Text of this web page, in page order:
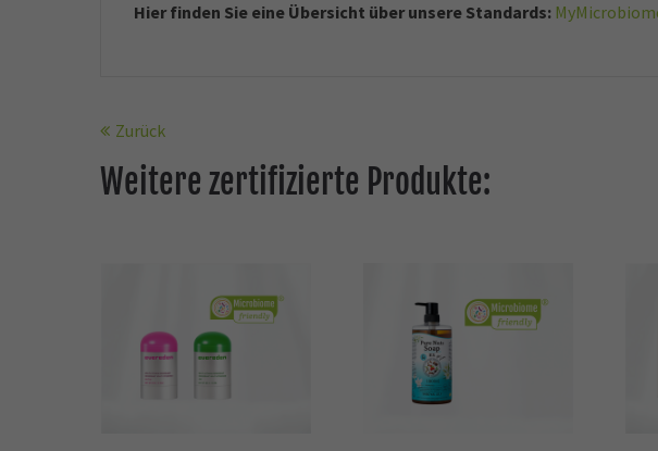
Hier finden Sie eine Übersicht über unsere Standards:
Zurück
Weitere zertifizierte Produkte: